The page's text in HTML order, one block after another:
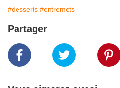
#desserts #entremets
Partager